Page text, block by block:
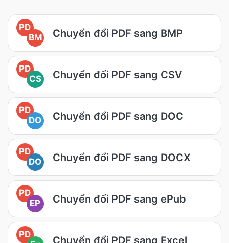
PD
BM
Chuyển đổi PDF sang BMP
PD
CS
Chuyển đổi PDF sang CSV
PD
DO
Chuyển đổi PDF sang DOC
PD
DO
Chuyển đổi PDF sang DOCX
PD
EP
Chuyển đổi PDF sang ePub
PD
Chuyển đổi PDF sang Excel